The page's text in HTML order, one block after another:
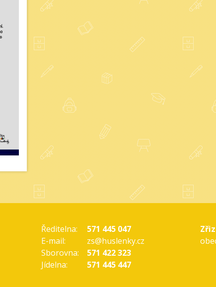
Ředitelna:
571 445 047
E-mail:
zs@huslenky.cz
Sborovna:
571 422 323
Jídelna:
571 445 447